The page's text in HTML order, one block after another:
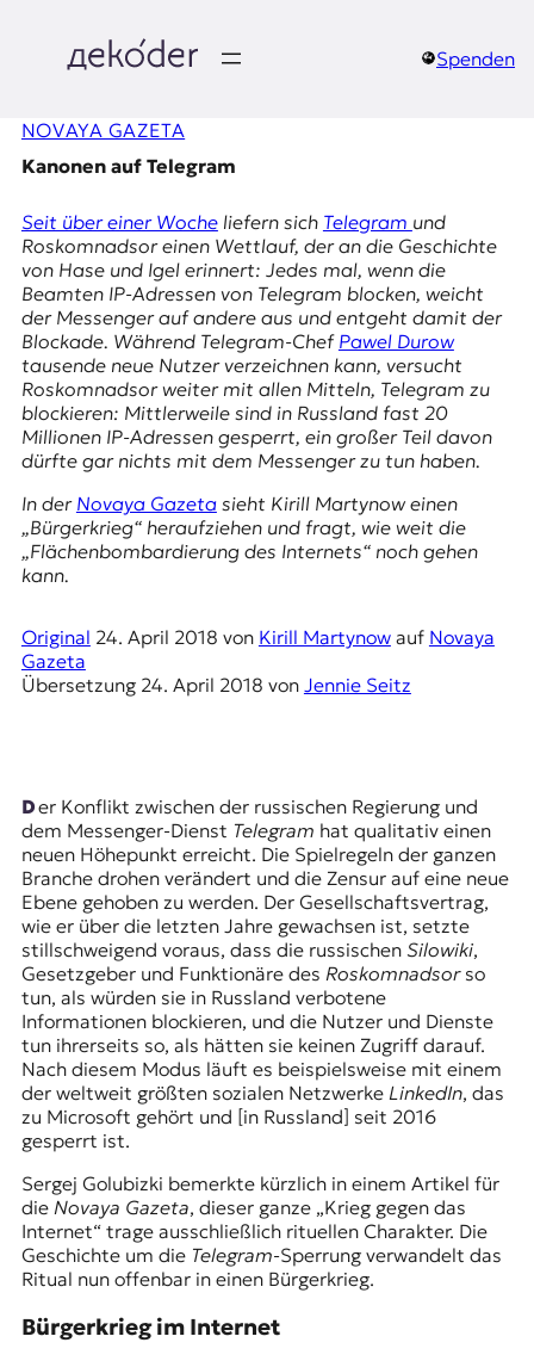
springen
e
k
o
d
e
r
|
D
E
K
O
D
W
s
s
e
n
,
J
o
u
r
n
a
l
s
m
u
s
u
d
Spenden
NOVAYA GAZETA
Kanonen auf Telegram
Seit über einer Wocheliefern sich Telegram und
Roskomnadsoreinen Wettlauf, der an die Geschichte
von Hase und Igelerinnert: Jedes mal, wenn die
Beamten IP-Adressen von Telegram blocken, weicht
der Messenger auf andere aus und entgeht damit der
Blockade. Während Telegram-Chef Pawel Durow
tausende neue Nutzer verzeichnen kann, versucht
Roskomnadsorweiter mit allen Mitteln, Telegram zu
blockieren: Mittlerweile sind in Russland fast 20
Millionen IP-Adressen gesperrt, ein großer Teil davon
dürfte gar nichts mit dem Messenger zu tun haben.
In der Novaya Gazetasieht Kirill Martynow einen
„Bürgerkrieg“ heraufziehen und fragt, wie weit die
„Flächenbombardierung des Internets“ noch gehen
kann.
Original 24. April 2018 von Kirill Martynowauf Novaya
Gazeta
Übersetzung 24. April 2018 von Jennie Seitz
Der Konflikt zwischen der russischen Regierung und
dem Messenger-Dienst Telegram hat qualitativ einen
neuen Höhepunkt erreicht. Die Spielregeln der ganzen
Branche drohen verändert und die Zensur auf eine neue
Ebene gehoben zu werden. Der Gesellschaftsvertrag,
wie er über die letzten Jahre gewachsen ist, setzte
stillschweigend voraus, dass die russischen Silowiki,
Gesetzgeber und Funktionäre des Roskomnadsor so
tun, als würden sie in Russland verbotene
Informationen blockieren, und die Nutzer und Dienste
tun ihrerseits so, als hätten sie keinen Zugriffdarauf.
Nach diesem Modus läuft es beispielsweise mit einem
der weltweit größten sozialen Netzwerke LinkedIn, das
zu Microsoft gehört und [in Russland] seit 2016
gesperrt ist.
Sergej Golubizki bemerkte kürzlich in einem Artikel für
dieNovaya Gazeta, dieser ganze „Krieg gegen das
Internet“ trage ausschließlich rituellen Charakter. Die
Geschichte um die Telegram-Sperrung verwandelt das
Ritual nun offenbar in einen Bürgerkrieg.
Bürgerkrieg im Internet